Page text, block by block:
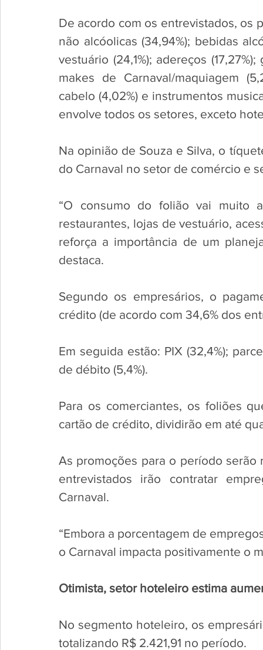
De acordo com os entrevistados, os
não alcóolicas (34,94%); bebidas
vestuário (24,1%); adereços
makes de Carnaval/maquiagem
cabelo (4,02%) e instrumentos
envolve todos os setores, exceto
Na opinião de Souza e Silva, o
do Carnaval no setor de comércio e
“O consumo do folião vai muito
restaurantes, lojas de vestuário,
reforça a importância de um
destaca.
Segundo os empresários, o
crédito (de acordo com 34,6% dos
Em seguida estão: PIX (32,4%);
de débito (5,4%).
Para os comerciantes, os foliões
cartão de crédito, dividirão em até
As promoções para o período serão
entrevistados irão contratar
Carnaval.
“Embora a porcentagem de
o Carnaval impacta positivamente o
Otimista, setor hoteleiro estima
No segmento hoteleiro, os
totalizando R$ 2.421,91 no período.